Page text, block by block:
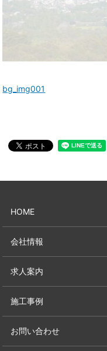
bg_img001
HOME
会社情報
求人案内
施工事例
お問い合わせ